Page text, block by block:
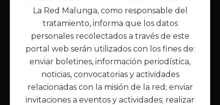
Acepto lapolítica de privacidad
Enlaces Principales
Inicio
Acerca de Malunga
Nuestra misión
Quiénes somos
La Red Malunga, como responsable del
tratamiento, informa que los datos
personales recolectados a través de este
portal web serán utilizados con los fines de:
enviar boletines, información periodística,
noticias, convocatorias y actividades
relacionadas con la misión de la red; enviar
invitaciones a eventos y actividades; realizar